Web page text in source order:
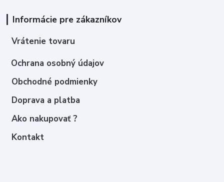
Informácie pre zákazníkov
Vrátenie tovaru
Ochrana osobný údajov
Obchodné podmienky
Doprava a platba
Ako nakupovať ?
Kontakt